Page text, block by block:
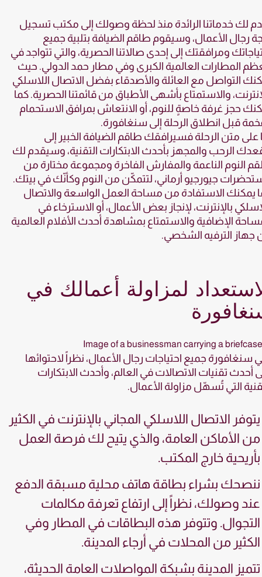
لك خدماتنا الرائدة منذ لحظة وصولك إلى مكتب تسجيل
رجال الأعمال، وسيقوم طاقم الضيافة بتلبية جميع
ومرافقتك إلى إحدى صالاتنا الحصرية، والتي تتواجد في
المطارات العالمية الكبرى وفي مطار حمد الدولي. حيث
التواصل مع العائلة والأصدقاء بفضل الاتصال اللاسلكي
والاستمتاع بأشهى الأطباق من قائمتنا الحصرية. كما
حجز غرفة خاصةٍ للنوم، أو الانتعاش بمرافق الاستحمام
قبل انطلاق الرحلة إلى سنغافورة.
على متن الرحلة فسيرافقك طاقم الضيافة الخبير إلى
الرحب والمجهز بأحدث الابتكارات التقنية، وسيقدم لك
النوم الناعمة والمفارش الفاخرة ومجموعة مختارة من
جيورجيو أرماني، لتتمكّن من النوم وكأنّك في بيتك.
يمكنك الاستفادة من مساحة العمل الواسعة والاتصال
بالإنترنت، لإنجاز بعض الأعمال، أو الاسترخاء في
الإضافية والاستمتاع بمشاهدة أحدث الأفلام العالمية
جهاز الترفيه الشخصي.
لمزاولة أعمالك في
سنغافورة جميع احتياجات رجال الأعمال، نظراً لاحتوائها
أحدث تقنيات الاتصالات في العالم، وأحدث الابتكارات
التي تُسهّل مزاولة الأعمال.
يتوفر الاتصال اللاسلكي المجاني بالإنترنت في الكثير
من الأماكن العامة، والذي يتيح لك فرصة العمل
بأريحية خارج المكتب.
ننصحك بشراء بطاقة هاتف محلية مسبقة الدفع
عند وصولك، نظراً إلى ارتفاع تعرفة مكالمات
التجوال. وتتوفر هذه البطاقات في المطار وفي
الكثير من المحلات في أرجاء المدينة.
تتميز المدينة بشبكة المواصلات العامة الحديثة،